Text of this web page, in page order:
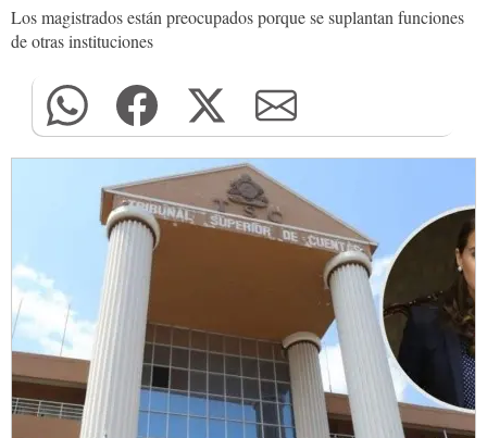
Los magistrados están preocupados porque se suplantan funciones
de otras instituciones